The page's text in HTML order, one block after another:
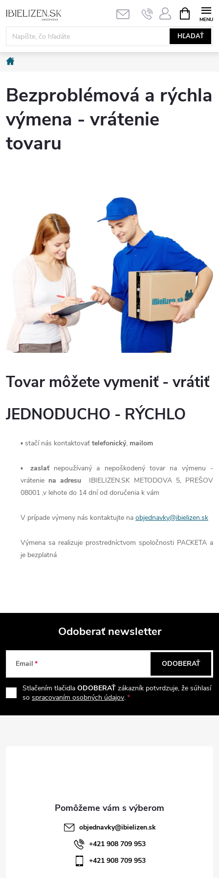
na
obsah
HĽADAŤ
KOŠÍK
Domov
Bezproblémová a rýchla
výmena - vrátenie
tovaru
Tovar môžete vymeniť - vrátiť
JEDNODUCHO - RÝCHLO
▪ stačí nás kontaktovať telefonický, mailom
▪ zaslaťnepoužívaný a nepoškodený tovar na výmenu -
vrátenie na adresu IBIELIZEN.SK METODOVA 5, PREŠOV
08001 ,v lehote do 14 dní od doručenia k vám
V prípade výmeny nás kontaktujte na objednavky@ibielizen.sk
Výmena sa realizuje prostredníctvom spoločnosti PACKETA a
je bezplatná
Z
á
p
Odoberať newsletter
Email
Stlačením tlačidla ODOBERAŤ zákazník potvrdzuje, že súhlasí
so spracovaním osobných údajov.
ODOBERAŤ
objednavky@ibielizen.sk
+421 908 709 953
+421 908 709 953